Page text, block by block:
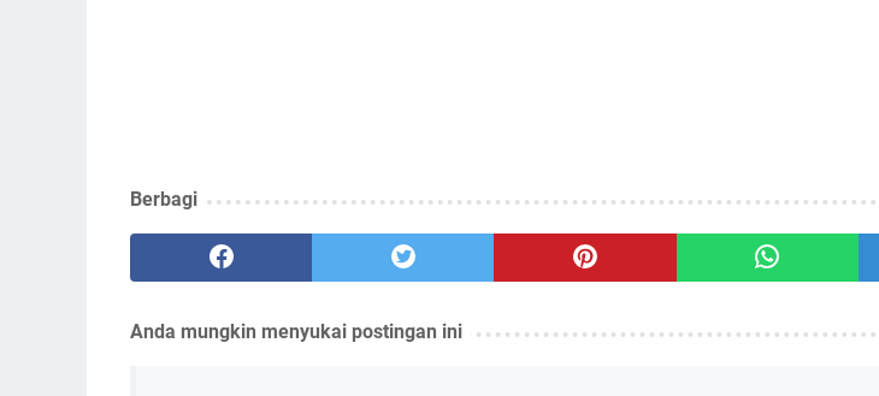
Berbagi
Anda mungkin menyukai postingan ini